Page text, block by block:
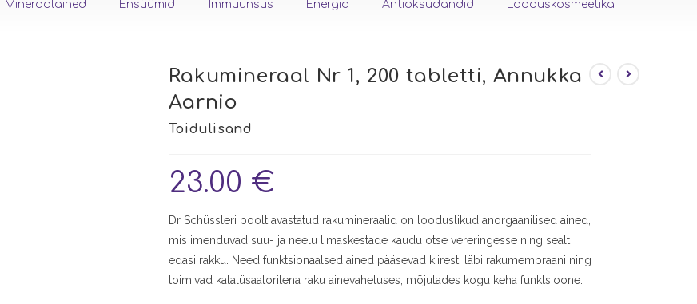
Mineraalained Ensüümid Immuunsus Energia Antioksüdandid Looduskosmeetika
Rakumineraal Nr 1, 200 tabletti, Annukka
Aarnio
23.00 €
Dr Schüssleri poolt avastatud rakumineraalid on looduslikud anorgaanilised ained,
mis imenduvad suu- ja neelu limaskestade kaudu otse vereringesse ning sealt
edasi rakku. Need funktsionaalsed ained pääsevad kiiresti läbi rakumembraani ning
toimivad katalüsaatoritena raku ainevahetuses, mõjutades kogu keha funktsioone.